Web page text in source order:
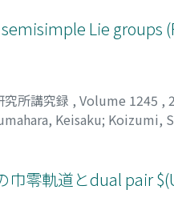
Lie groups
所講究録 , Volume 1245 ,
Keisaku; Koizumi,
零軌道とdual pair